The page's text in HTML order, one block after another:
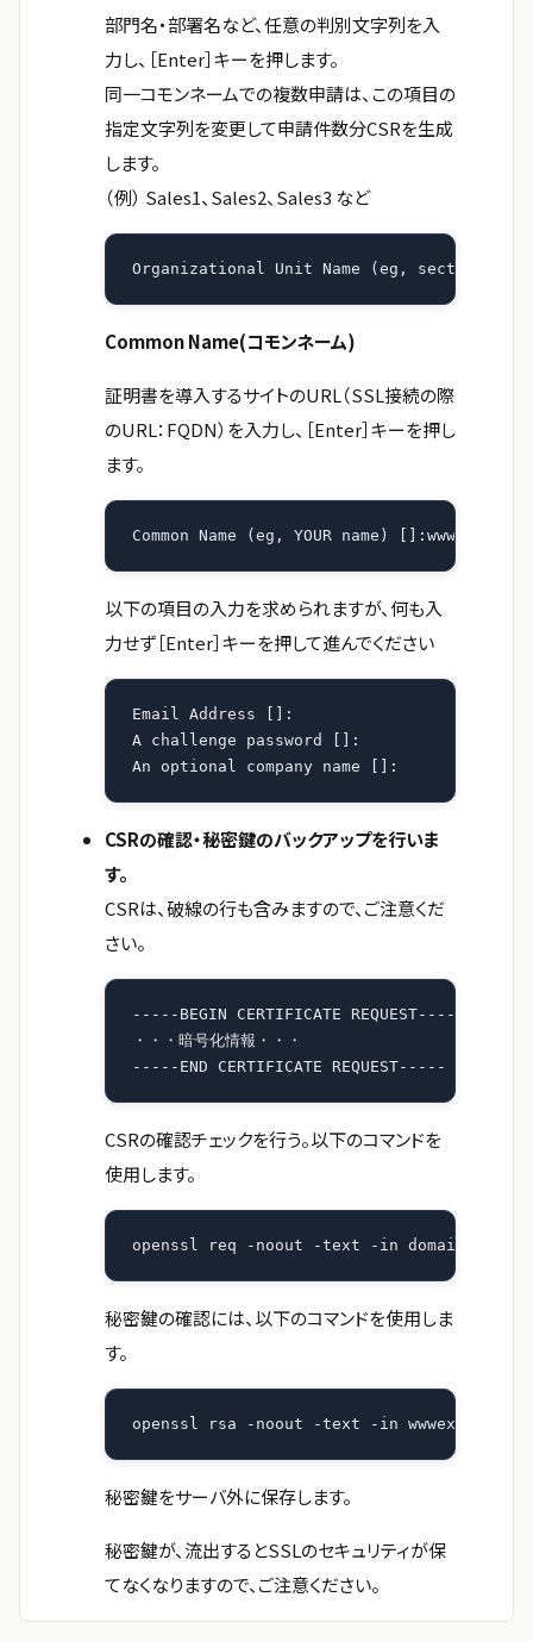
部門名・部署名など、任意の判別文字列を入
力し、［Enter］キーを押します。
同一コモンネームでの複数申請は、この項目の
指定文字列を変更して申請件数分CSRを生成
します。
（例） Sales1、Sales2、Sales3 など
Organizational Unit Name (eg, section)
Common Name(コモンネーム)
証明書を導入するサイトのURL（SSL接続の際
のURL：FQDN）を入力し、［Enter］キーを押し
ます。
Common Name (eg, YOUR name)
以下の項目の入力を求められますが、何も入
力せず［Enter］キーを押して進んでください
Email Address []:
A challenge password []:
An optional company name []:
CSRの確認・秘密鍵のバックアップを行いま
す。
CSRは、破線の行も含みますので、ご注意くだ
さい。
-----BEGIN CERTIFICATE REQUEST-----
・・・暗号化情報・・・
-----END CERTIFICATE REQUEST-----
CSRの確認チェックを行う。以下のコマンドを
使用します。
openssl req -noout -text -in
秘密鍵の確認には、以下のコマンドを使用しま
す。
openssl rsa -noout -text -in
秘密鍵をサーバ外に保存します。
秘密鍵が、流出するとSSLのセキュリティが保
てなくなりますので、ご注意ください。